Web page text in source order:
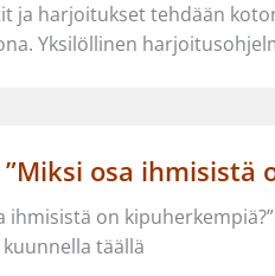
ja harjoitukset tehdään
Yksilöllinen
osa ihmisistä
on
täällä